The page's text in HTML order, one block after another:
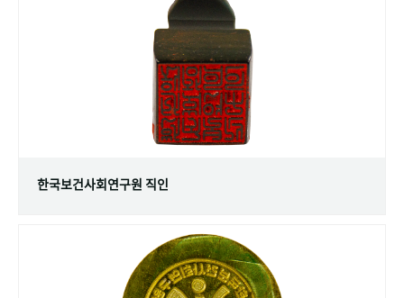
숫자로 보는 50년 50+1
한국보건사회연구원 직인